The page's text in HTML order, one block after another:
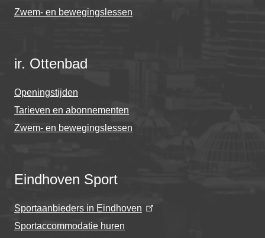
Zwem- en bewegingslessen
ir. Ottenbad
Openingstijden
Tarieven en abonnementen
Zwem- en bewegingslessen
Eindhoven Sport
Sportaanbieders in Eindhoven
Sportaccommodatie huren